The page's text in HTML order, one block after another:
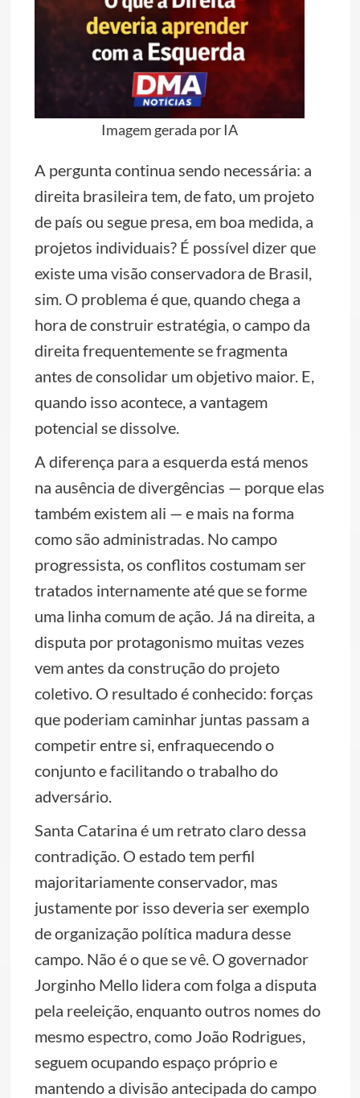
Imagem gerada por IA
A pergunta continua sendo necessária: a
direita brasileira tem, de fato, um projeto
de país ou segue presa, em boa medida, a
projetos individuais? É possível dizer que
existe uma visão conservadora de Brasil,
sim. O problema é que, quando chega a
hora de construir estratégia, o campo da
direita frequentemente se fragmenta
antes de consolidar um objetivo maior. E,
quando isso acontece, a vantagem
potencial se dissolve.
A diferença para a esquerda está menos
na ausência de divergências — porque elas
também existem ali — e mais na forma
como são administradas. No campo
progressista, os conflitos costumam ser
tratados internamente até que se forme
uma linha comum de ação. Já na direita, a
disputa por protagonismo muitas vezes
vem antes da construção do projeto
coletivo. O resultado é conhecido: forças
que poderiam caminhar juntas passam a
competir entre si, enfraquecendo o
conjunto e facilitando o trabalho do
adversário.
Santa Catarina é um retrato claro dessa
contradição. O estado tem perfil
majoritariamente conservador, mas
justamente por isso deveria ser exemplo
de organização política madura desse
campo. Não é o que se vê. O governador
Jorginho Mello lidera com folga a disputa
pela reeleição, enquanto outros nomes do
mesmo espectro, como João Rodrigues,
seguem ocupando espaço próprio e
mantendo a divisão antecipada do campo